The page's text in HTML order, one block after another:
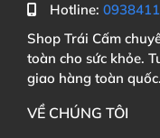
Hotline:
Shop Trái Cấm
toàn cho sức khỏe.
giao hàng toàn quốc.
VỀ CHÚNG TÔI